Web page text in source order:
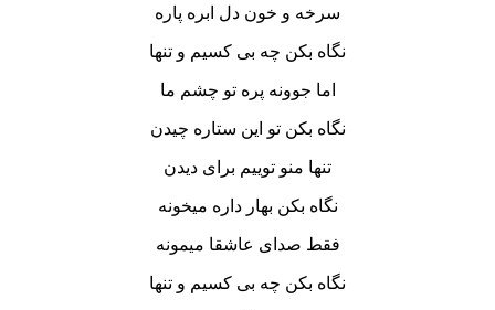
سرخه و خون دل ابره پاره
نگاه بکن چه بی کسیم و تنها
اما جوونه پره تو چشم ما
نگاه بکن تو این ستاره چیدن
تنها منو توییم برای دیدن
نگاه بکن بهار داره میخونه
فقط صدای عاشقا میمونه
نگاه بکن چه بی کسیم و تنها